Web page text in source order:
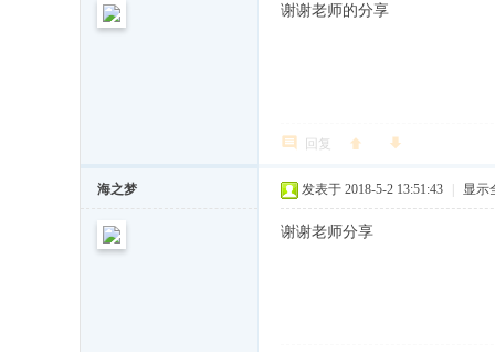
谢谢老师的分享
回复
海之梦 发表于 2018-5-2 13:51:43 显示
谢谢老师分享